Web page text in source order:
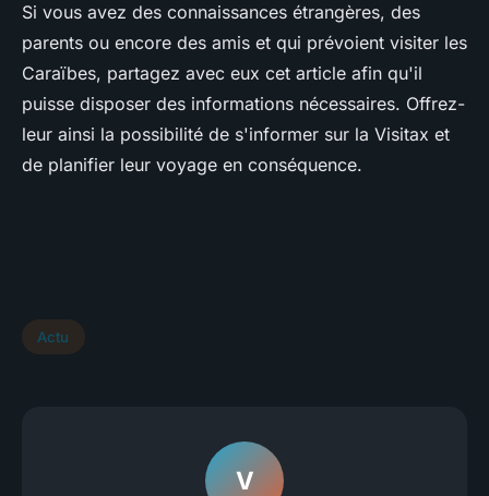
Si vous avez des connaissances étrangères, des
parents ou encore des amis et qui prévoient visiter les
Caraïbes, partagez avec eux cet article afin qu'il
puisse disposer des informations nécessaires. Offrez-
leur ainsi la possibilité de s'informer sur la Visitax et
de planifier leur voyage en conséquence.
Actu
V